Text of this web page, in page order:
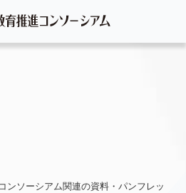
ンソーシアム関連の資料・パンフレッ